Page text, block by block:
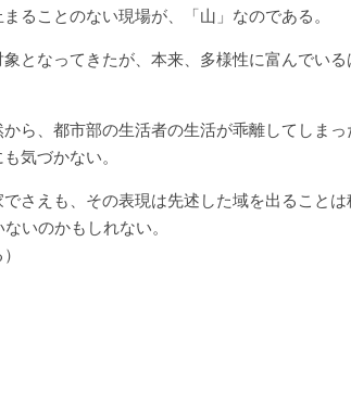
ることのない現場が、「山」なのである。
となってきたが、本来、多様性に富んでい
ら、都市部の生活者の生活が乖離してしま
気づかない。
さえも、その表現は先述した域を出ること
いのかもしれない。